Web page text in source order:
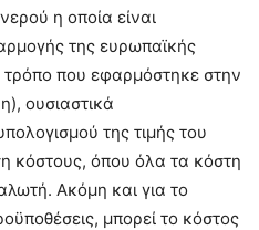
η οποία είναι
της ευρωπαϊκής
τρόπο που εφαρμόστηκε στην
ουσιαστικά
της τιμής του
κόστους, όπου όλα τα κόστη
Ακόμη και για το
μπορεί το κόστος